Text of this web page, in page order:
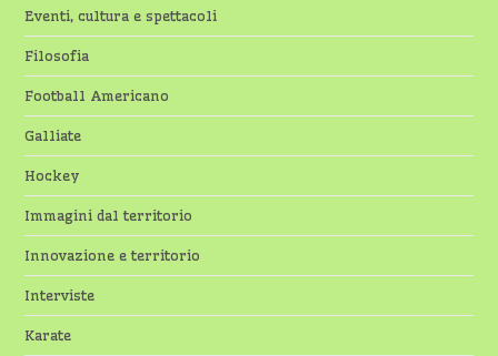
Eventi, cultura e spettacoli
Filosofia
Football Americano
Galliate
Hockey
Immagini dal territorio
Innovazione e territorio
Interviste
Karate